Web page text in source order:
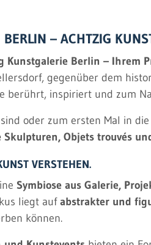
– ACHTZIG
Kunstgalerie Berlin – Ihrem
gegenüber dem
berührt, inspiriert und zum
oder zum ersten Mal in
Skulpturen, Objets trouvés
VERSTEHEN.
Symbiose aus Galerie,
liegt aufabstrakter und
können.